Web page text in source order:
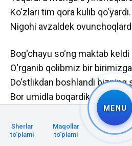
Ko‘zlari tim qora kulib qo‘yardi.
Nigohi avzaldek
Bog‘chayu so‘ng maktab
O‘rganib qolibmiz bir
Do‘stlikdan boshlandi bizning
Bor umidla boqardik
Quvonchlar so‘ngi ham kelib
Ayirdi bizlarni solib kulfatga.
Sherlar
to‘plami
Maqollar
to‘plami
MENU